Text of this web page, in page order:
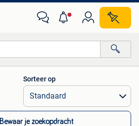
Alle afstanden…
Sorteer op
Bewaar je zoekopdracht